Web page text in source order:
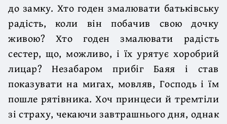
до замку. Хто годен змалювати батьківську
радість, коли він побачив свою дочку
живою? Хто годен змалювати радість
сестер, що, можливо, і їх урятує хоробрий
лицар? Незабаром прибіг Баяя і став
показувати на мигах, мовляв, Господь і їм
пошле рятівника. Хоч принцеси й тремтіли
зі страху, чекаючи завтрашнього дня, однак